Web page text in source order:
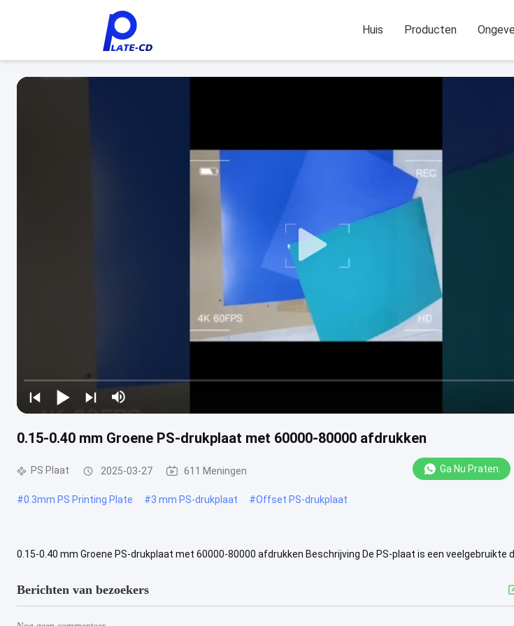
Huis Producten
0.15-0.40 mm Groene PS-drukplaat met 60000-80000 afdrukken
PS Plaat 2025-03-27 611 Meningen Ga Nu Praten.
#0.3mm PS Printing Plate #3 mm PS-drukplaat #Offset PS-drukplaat
0.15-0.40 mm Groene PS-drukplaat met 60000-80000 afdrukken Beschrijving De PS-plaat is een veelgebruikte
Berichten van bezoekers